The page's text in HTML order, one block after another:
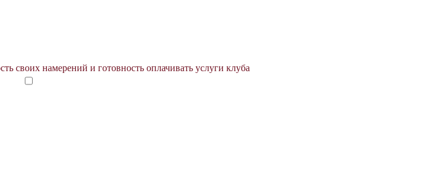
своих намерений и готовность оплачивать услуги клуба